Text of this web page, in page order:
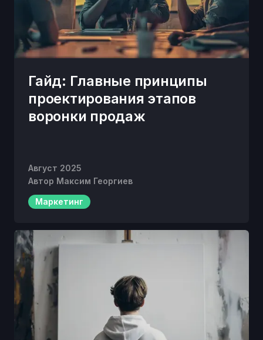
Гайд: Главные принципы
проектирования этапов
воронки продаж
Август 2025
Автор Максим Георгиев
Маркетинг